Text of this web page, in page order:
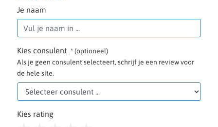
Je naam
Kies consulent * (optioneel)
Als je geen consulent selecteert, schrijf je een review voor
de hele site.
Kies rating